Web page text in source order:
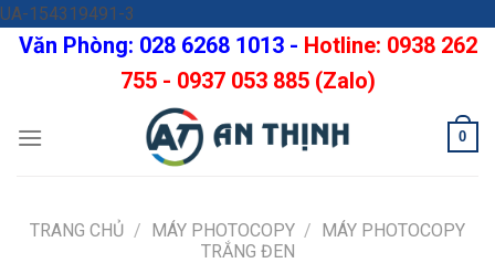
UA-154319491-3
to
content
Văn Phòng: 028 6268 1013 - Hotline: 0938 262
755 - 0937 053 885 (Zalo)
0
TRANG CHỦ / MÁY PHOTOCOPY / MÁY PHOTOCOPY
TRẮNG ĐEN